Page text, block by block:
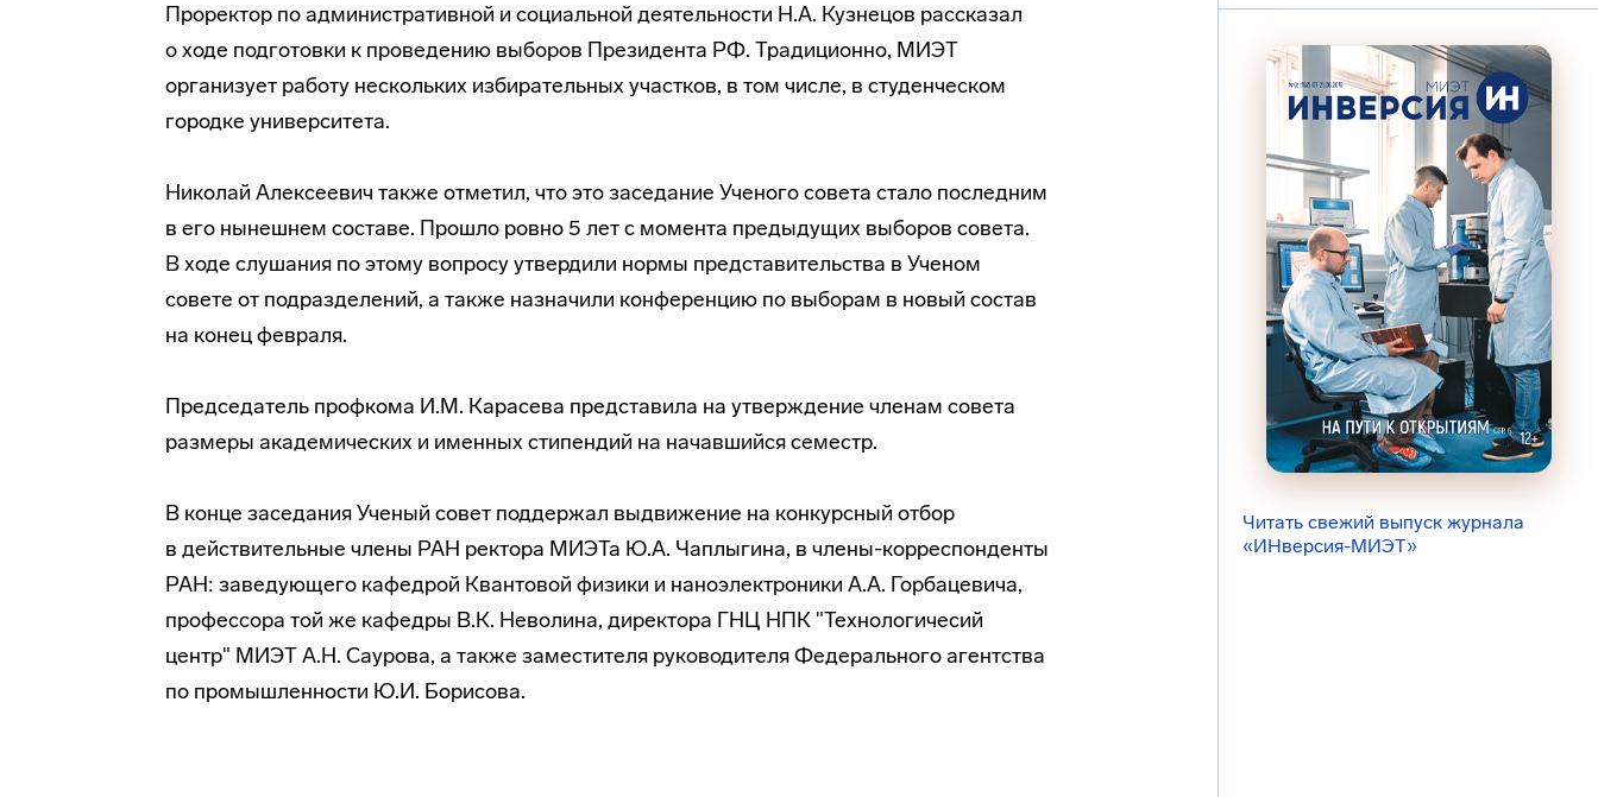
Проректор по административной и социальной деятельности Н.А. Кузнецов рассказал
о ходе подготовки к проведению выборов Президента РФ. Традиционно, МИЭТ
организует работу нескольких избирательных участков, в том числе, в студенческом
городке университета.
Николай Алексеевич также отметил, что это заседание Ученого совета стало последним
в его нынешнем составе. Прошло ровно 5 лет с момента предыдущих выборов совета.
В ходе слушания по этому вопросу утвердили нормы представительства в Ученом
совете от подразделений, а также назначили конференцию по выборам в новый состав
на конец февраля.
Председатель профкома И.М. Карасева представила на утверждение членам совета
размеры академических и именных стипендий на начавшийся семестр.
В конце заседания Ученый совет поддержал выдвижение на конкурсный отбор
в действительные члены РАН ректора МИЭТа Ю.А. Чаплыгина, в члены-корреспонденты
РАН: заведующего кафедрой Квантовой физики и наноэлектроники А.А. Горбацевича,
профессора той же кафедры В.К. Неволина, директора ГНЦ НПК "Технологичесий
центр" МИЭТ А.Н. Саурова, а также заместителя руководителя Федерального агентства
по промышленности Ю.И. Борисова.
Читать свежий выпуск журнала
«ИНверсия-МИЭТ»